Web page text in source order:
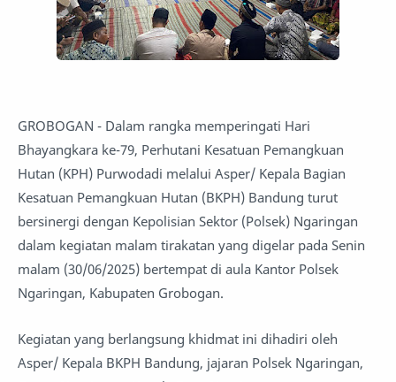
GROBOGAN - Dalam rangka memperingati Hari
Bhayangkara ke-79, Perhutani Kesatuan Pemangkuan
Hutan (KPH) Purwodadi melalui Asper/ Kepala Bagian
Kesatuan Pemangkuan Hutan (BKPH) Bandung turut
bersinergi dengan Kepolisian Sektor (Polsek) Ngaringan
dalam kegiatan malam tirakatan yang digelar pada Senin
malam (30/06/2025) bertempat di aula Kantor Polsek
Ngaringan, Kabupaten Grobogan.
Kegiatan yang berlangsung khidmat ini dihadiri oleh
Asper/ Kepala BKPH Bandung, jajaran Polsek Ngaringan,